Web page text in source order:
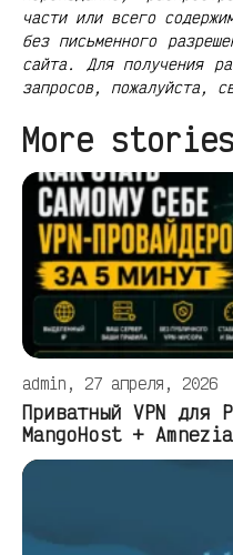
части или всего
без письменного
сайта. Для получения
запросов, пожалуйста,
More stories
admin, 27 апреля, 2026
Приватный VPN для
MangoHost + Amnezia